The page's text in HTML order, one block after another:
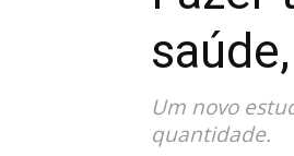
Um novo
quantidade.